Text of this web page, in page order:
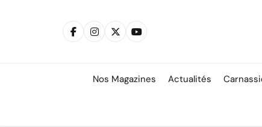
Nos Magazines Actualités